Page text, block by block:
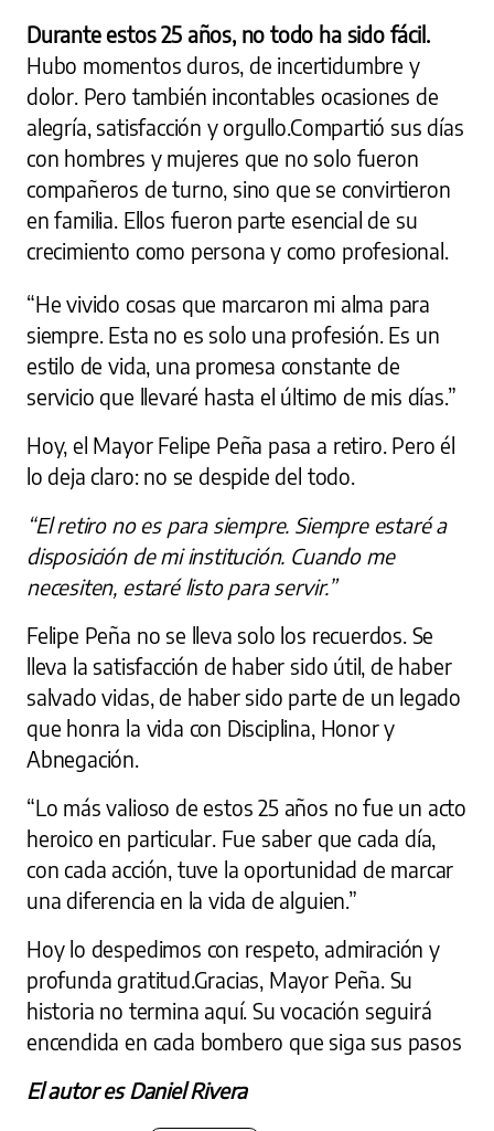
Durante estos 25 años, no todo ha sido fácil.
Hubo momentos duros, de incertidumbre y
dolor. Pero también incontables ocasiones de
alegría, satisfacción y orgullo.Compartió sus días
con hombres y mujeres que no solo fueron
compañeros de turno, sino que se convirtieron
en familia. Ellos fueron parte esencial de su
crecimiento como persona y como profesional.
“He vivido cosas que marcaron mi alma para
siempre. Esta no es solo una profesión. Es un
estilo de vida, una promesa constante de
servicio que llevaré hasta el último de mis días.”
Hoy, el Mayor Felipe Peña pasa a retiro. Pero él
lo deja claro: no se despide del todo.
“El retiro no es para siempre. Siempre estaré a
disposición de mi institución. Cuando me
necesiten, estaré listo para servir.”
Felipe Peña no se lleva solo los recuerdos. Se
lleva la satisfacción de haber sido útil, de haber
salvado vidas, de haber sido parte de un legado
que honra la vida con Disciplina, Honor y
Abnegación.
“Lo más valioso de estos 25 años no fue un acto
heroico en particular. Fue saber que cada día,
con cada acción, tuve la oportunidad de marcar
una diferencia en la vida de alguien.”
Hoy lo despedimos con respeto, admiración y
profunda gratitud.Gracias, Mayor Peña. Su
historia no termina aquí. Su vocación seguirá
encendida en cada bombero que siga sus pasos
El autor es Daniel Rivera